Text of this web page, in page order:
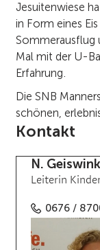
Jesuitenwiese
in Form eines
Sommerausflug
Mal mit der U-
Erfahrung.
Die SNB
schönen,
Kontakt
N.
Leiterin
0676 /